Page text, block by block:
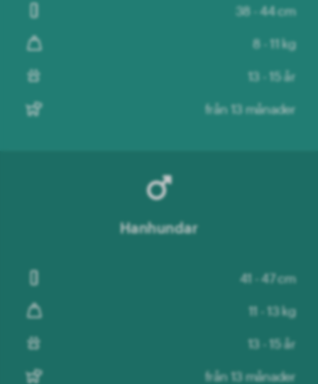
38 - 44 cm
8 - 11 kg
13 - 15 år
från 13 månader
Hanhundar
41 - 47 cm
11 - 13 kg
13 - 15 år
från 13 månader